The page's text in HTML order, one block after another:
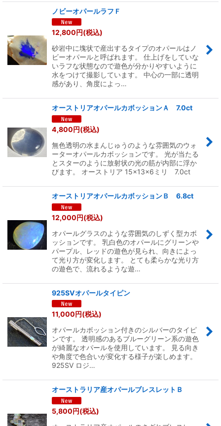
ノビーオパールラフＦ
12,800円(税込)
砂岩中に塊状で産出するタイプのオパールはノ
ビーオパールと呼ばれます。 仕上げをしていな
いラフな状態なので遊色が分かりやすいように
水をつけて撮影しています。 中心の一部に透明
感があり、角度によっ…
オーストリアオパールカボッションＡ 7.0ct
4,800円(税込)
無色透明の水まんじゅうのような雰囲気のウォ
ーターオパールカボッションです。 光が当たる
とスターのように放射状の光の筋が内部に浮か
びます。 オーストリア 15×13×6ミリ 7.0ct
オーストリアオパールカボッションＢ 6.8ct
12,000円(税込)
オパールグラスのような雰囲気のしずく型カボ
ッションです。 乳白色のオパールにグリーンや
パープル、レッドの遊色が見られ、向きによっ
て光り方が変化します。 とても柔らかな光り方
の遊色で、流れるような遊…
925SVオパールタイピン
11,000円(税込)
オパールカボッション付きのシルバーのタイピ
ンです。 透明感のあるブルーグリーン系の遊色
が綺麗なオパールを使用しています。 見る向き
や角度で色合いが変化する様子が楽しめます。
925SV ロジ…
オーストラリア産オパールブレスレットＢ
5,800円(税込)